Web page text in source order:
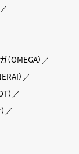
（OMEGA）
）
）